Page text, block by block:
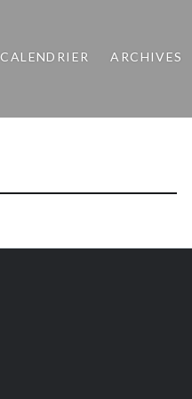
CALENDRIER ARCHIVES